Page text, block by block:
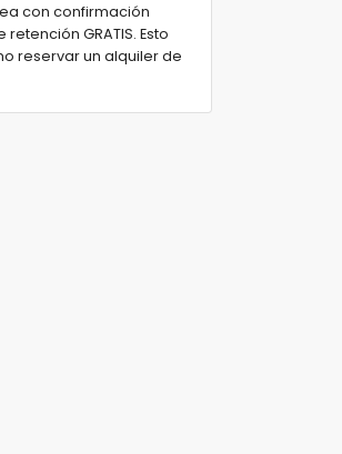
con confirmación
GRATIS. Esto
reservar un alquiler de